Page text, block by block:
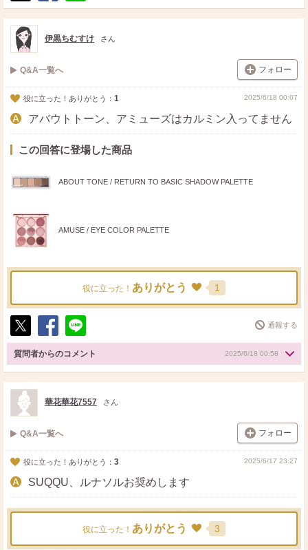
ポ
ス
ト
シ
ェ
送
る
伊黒ちむすけ さん
Q&A一覧へ フォロー
役に立った！ありがとう： 1 2025/6/18 00:07
アバウトトーン、アミューズはカルミン入ってません
この回答に登場した商品
ABOUT TONE / RETURN TO BASIC SHADOW PALETTE
AMUSE / EYE COLOR PALETTE
役に立った！ ありがとう 1
ポ
ス
ト
シ
ェ
ア
送
る
通報する
質問者からのコメント 2025/6/18 00:58
華花華花7557 さん
Q&A一覧へ フォロー
役に立った！ありがとう： 3 2025/6/17 23:27
SUQQU、ルナソルお奨めします
役に立った！ ありがとう 3